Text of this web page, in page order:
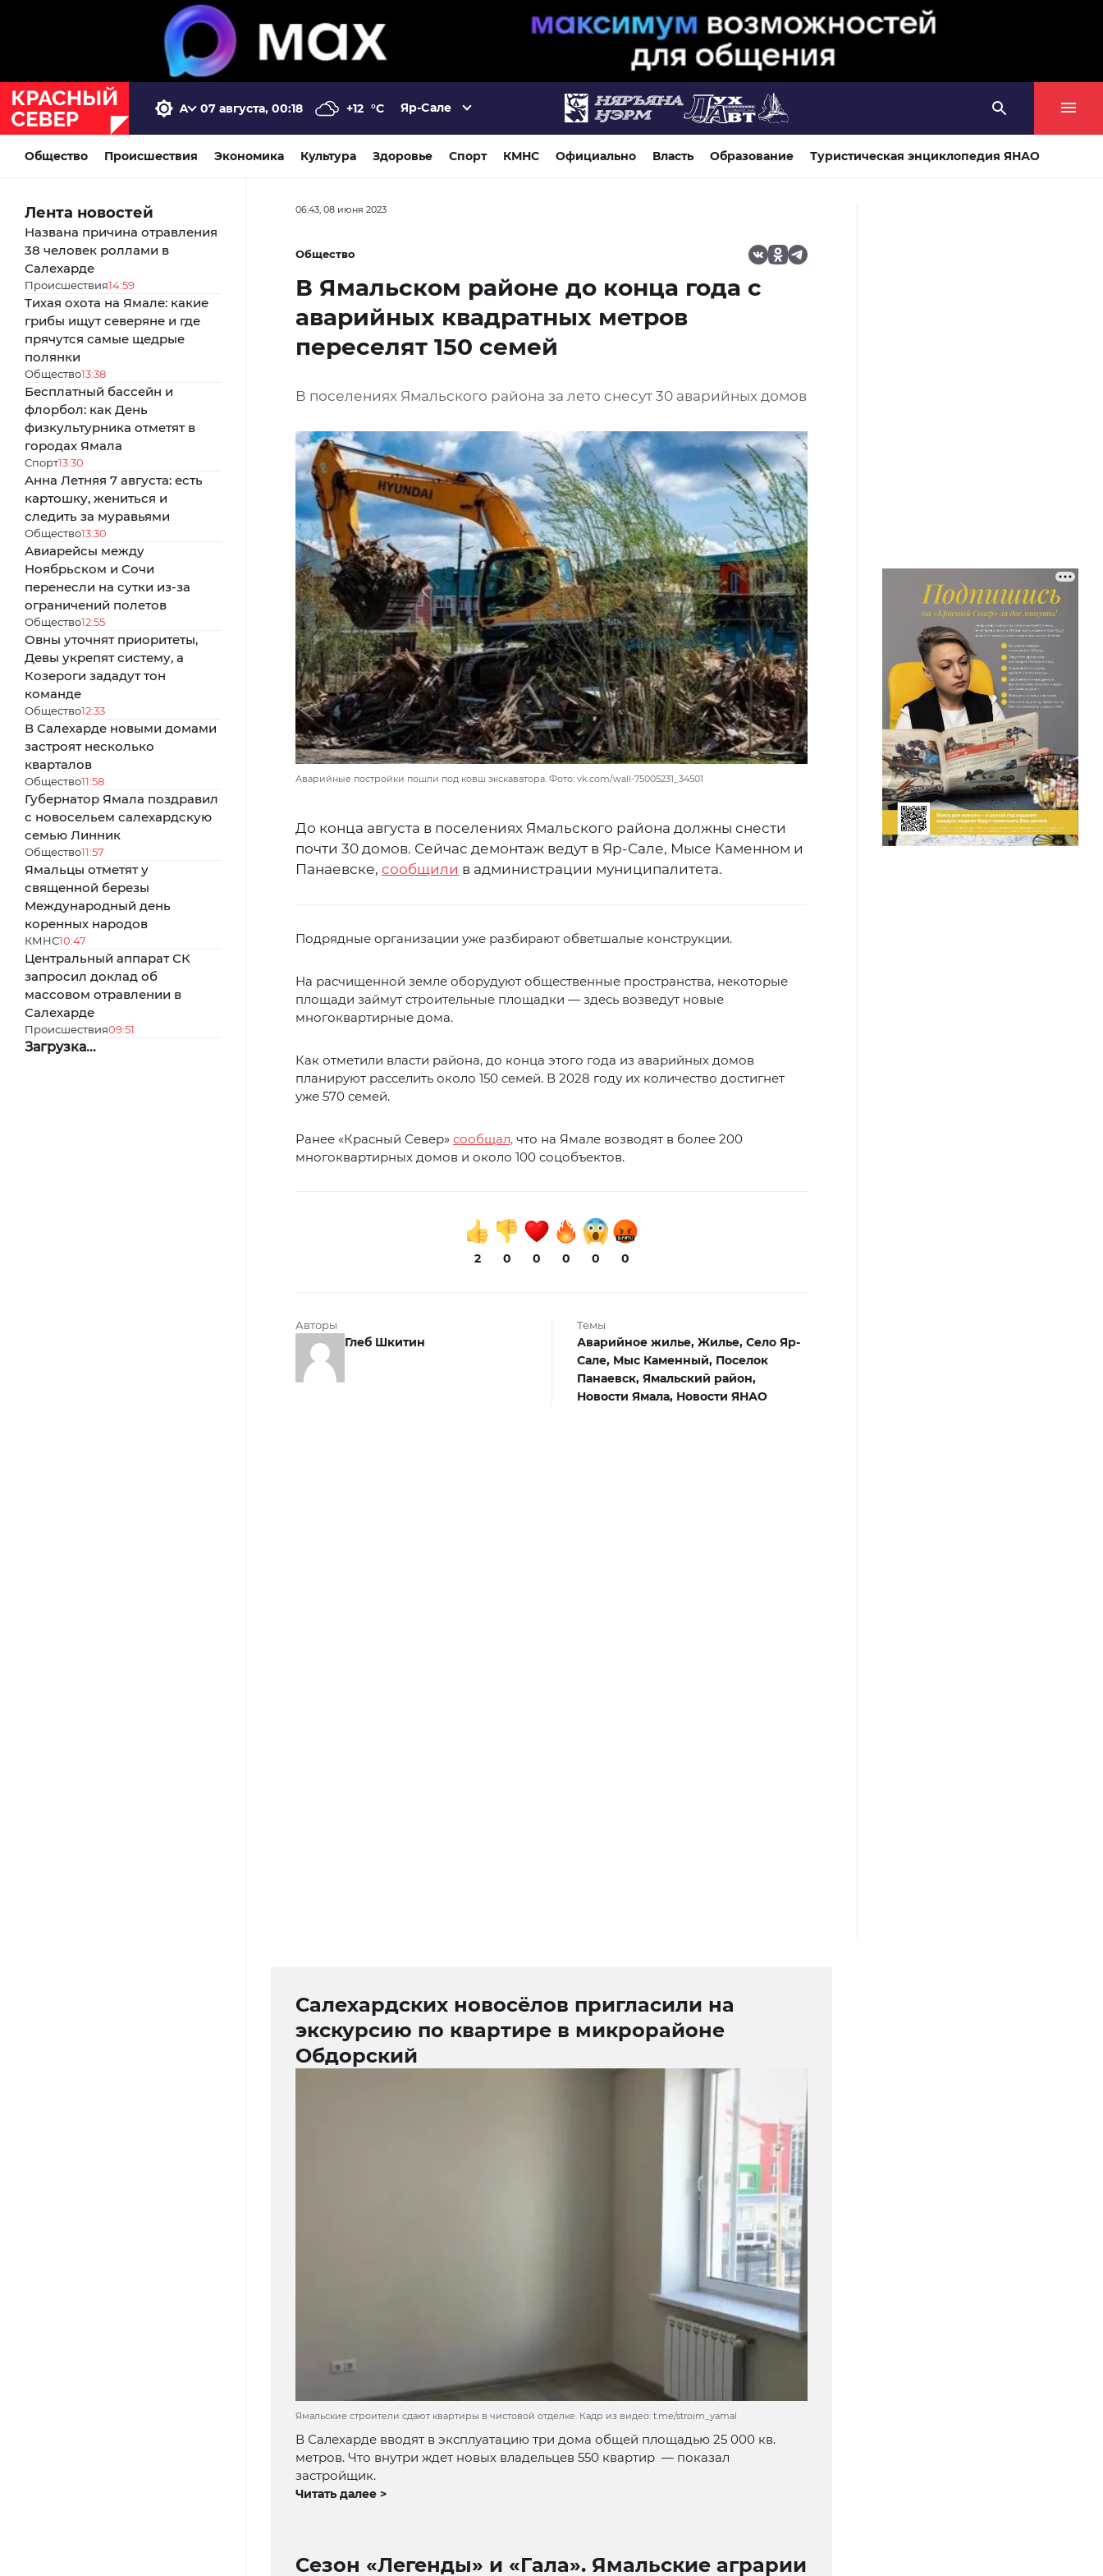
07 августа, 00:18 +12 °C Яр-Сале
Общество Происшествия Экономика Культура Здоровье Спорт КМНС Официально Власть Образование Туристическая энциклопедия ЯНАО
Лента новостей
Названа причина отравления
38 человек роллами в
Салехарде
Происшествия14:59
Тихая охота на Ямале: какие
грибы ищут северяне и где
прячутся самые щедрые
полянки
Общество13:38
Бесплатный бассейн и
флорбол: как День
физкультурника отметят в
городах Ямала
Спорт13:30
Анна Летняя 7 августа: есть
картошку, жениться и
следить за муравьями
Общество13:30
Авиарейсы между
Ноябрьском и Сочи
перенесли на сутки из-за
ограничений полетов
Общество12:55
Овны уточнят приоритеты,
Девы укрепят систему, а
Козероги зададут тон
команде
Общество12:33
В Салехарде новыми домами
застроят несколько
кварталов
Общество11:58
Губернатор Ямала поздравил
с новосельем салехардскую
семью Линник
Общество11:57
Ямальцы отметят у
священной березы
Международный день
коренных народов
КМНС10:47
Центральный аппарат СК
запросил доклад об
массовом отравлении в
Салехарде
Происшествия09:51
Загрузка...
06:43, 08 июня 2023
Общество
В Ямальском районе до конца года с
аварийных квадратных метров
переселят 150 семей
В поселениях Ямальского района за лето снесут 30 аварийных домов
Аварийные постройки пошли под ковш экскаватора. Фото: vk.com/wall-75005231_34501
До конца августа в поселениях Ямальского района должны снести
почти 30 домов. Сейчас демонтаж ведут в Яр-Сале, Мысе Каменном и
Панаевске, сообщили в администрации муниципалитета.
Подрядные организации уже разбирают обветшалые конструкции.
На расчищенной земле оборудуют общественные пространства, некоторые
площади займут строительные площадки — здесь возведут новые
многоквартирные дома.
Как отметили власти района, до конца этого года из аварийных домов
планируют расселить около 150 семей. В 2028 году их количество достигнет
уже 570 семей.
Ранее «Красный Север» сообщал, что на Ямале возводят в более 200
многоквартирных домов и около 100 соцобъектов.
2 0 0 0 0 0
Авторы
Глеб Шкитин
Темы
Аварийное жилье, Жилье, Село Яр-
Сале, Мыс Каменный, Поселок
Панаевск, Ямальский район,
Новости Ямала, Новости ЯНАО
Салехардских новосёлов пригласили на
экскурсию по квартире в микрорайоне
Обдорский
Ямальские строители сдают квартиры в чистовой отделке. Кадр из видео: t.me/stroim_yamal
В Салехарде вводят в эксплуатацию три дома общей площадью 25 000 кв.
метров. Что внутри ждет новых владельцев 550 квартир — показал
застройщик.
Читать далее >
Сезон «Легенды» и «Гала». Ямальские аграрии